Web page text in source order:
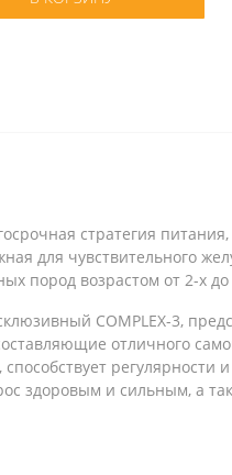
стратегия
для чувствительного
пород возрастом от 2-х
COMPLEX-3,
отличного
регулярности и
здоровым и сильным, а